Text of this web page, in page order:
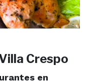
Crespo
en